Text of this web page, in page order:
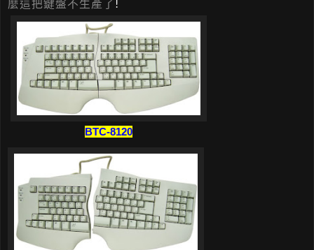
麼這把鍵盤不生產了 !
BTC-8120